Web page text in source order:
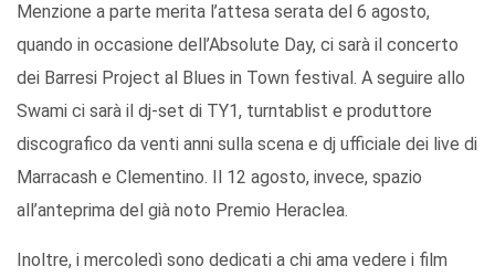
Menzione a parte merita l’attesa serata del 6 agosto,
quando in occasione dell’Absolute Day, ci sarà il concerto
dei Barresi Project al Blues in Town festival. A seguire allo
Swami ci sarà il dj-set di TY1, turntablist e produttore
discografico da venti anni sulla scena e dj ufficiale dei live di
Marracash e Clementino. Il 12 agosto, invece, spazio
all’anteprima del già noto Premio Heraclea.
Inoltre, i mercoledì sono dedicati a chi ama vedere i film